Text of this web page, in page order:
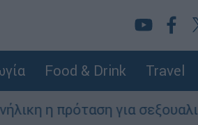
Food & Drink Travel
για σεξουαλική συνεύρεση